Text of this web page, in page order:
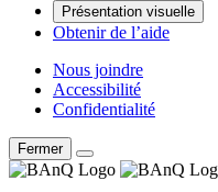
Présentation visuelle
Obtenir de l’aide
Nous joindre
Accessibilité
Confidentialité
Fermer